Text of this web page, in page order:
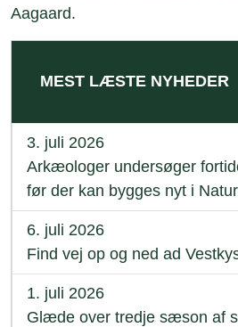
Aagaard.
MEST LÆSTE NYHEDER
3. juli 2026
Arkæologer undersøger
før der kan bygges nyt i
6. juli 2026
Find vej op og ned ad
1. juli 2026
Glæde over tredje sæson af